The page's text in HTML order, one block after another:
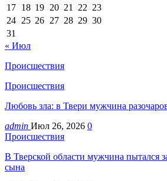
17 18 19 20 21 22 23
24 25 26 27 28 29 30
31
« Июл
Происшествия
Происшествия
Любовь зла: в Твери мужчина
admin Июл 26, 2026 0
Происшествия
В Тверской области мужчина пытался
сына